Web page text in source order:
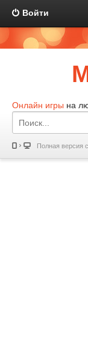
Войти
Онлайн игры на
Полная версия